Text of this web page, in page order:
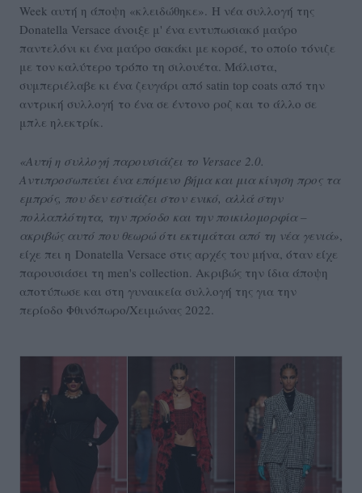
Week αυτή η άποψη «κλειδώθηκε». Η νέα συλλογή της
Donatella Versace άνοιξε μ' ένα εντυπωσιακό μαύρο
παντελόνι κι ένα μαύρο σακάκι με κορσέ, το οποίο τόνιζε
με τον καλύτερο τρόπο τη σιλουέτα. Μάλιστα,
συμπεριέλαβε κι ένα ζευγάρι από satin top coats από την
αντρική συλλογή το ένα σε έντονο ροζ και το άλλο σε
μπλε ηλεκτρίκ.
«Αυτή η συλλογή παρουσιάζει το Versace 2.0.
Αντιπροσωπεύει ένα επόμενο βήμα και μια κίνηση προς τα
εμπρός, που δεν εστιάζει στον ενικό, αλλά στην
πολλαπλότητα, την πρόοδο και την ποικιλομορφία –
ακριβώς αυτό που θεωρώ ότι εκτιμάται από τη νέα γενιά»,
είχε πει η Donatella Versace στις αρχές του μήνα, όταν είχε
παρουσιάσει τη men's collection. Ακριβώς την ίδια άποψη
αποτύπωσε και στη γυναικεία συλλογή της για την
περίοδο Φθινόπωρο/Χειμώνας 2022.